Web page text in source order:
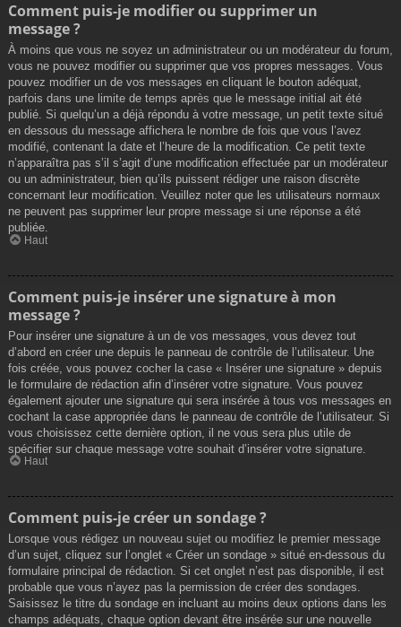
Comment puis-je modifier ou supprimer un
message ?
À moins que vous ne soyez un administrateur ou un modérateur du forum,
vous ne pouvez modifier ou supprimer que vos propres messages. Vous
pouvez modifier un de vos messages en cliquant le bouton adéquat,
parfois dans une limite de temps après que le message initial ait été
publié. Si quelqu’un a déjà répondu à votre message, un petit texte situé
en dessous du message affichera le nombre de fois que vous l’avez
modifié, contenant la date et l’heure de la modification. Ce petit texte
n’apparaîtra pas s’il s’agit d’une modification effectuée par un modérateur
ou un administrateur, bien qu’ils puissent rédiger une raison discrète
concernant leur modification. Veuillez noter que les utilisateurs normaux
ne peuvent pas supprimer leur propre message si une réponse a été
publiée.
Haut
Comment puis-je insérer une signature à mon
message ?
Pour insérer une signature à un de vos messages, vous devez tout
d’abord en créer une depuis le panneau de contrôle de l’utilisateur. Une
fois créée, vous pouvez cocher la case « Insérer une signature » depuis
le formulaire de rédaction afin d’insérer votre signature. Vous pouvez
également ajouter une signature qui sera insérée à tous vos messages en
cochant la case appropriée dans le panneau de contrôle de l’utilisateur. Si
vous choisissez cette dernière option, il ne vous sera plus utile de
spécifier sur chaque message votre souhait d’insérer votre signature.
Haut
Comment puis-je créer un sondage ?
Lorsque vous rédigez un nouveau sujet ou modifiez le premier message
d’un sujet, cliquez sur l’onglet « Créer un sondage » situé en-dessous du
formulaire principal de rédaction. Si cet onglet n’est pas disponible, il est
probable que vous n’ayez pas la permission de créer des sondages.
Saisissez le titre du sondage en incluant au moins deux options dans les
champs adéquats, chaque option devant être insérée sur une nouvelle